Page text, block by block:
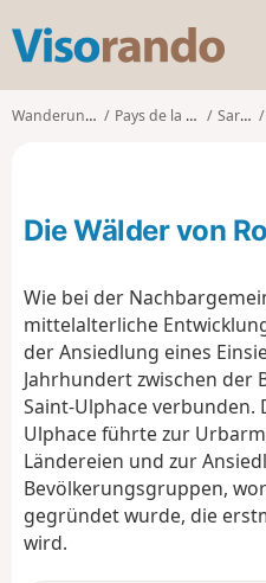
s
o
o
Wanderungen Pays de la Loire Sarthe
Die Wälder von
Wie bei der
mittelalterliche
der Ansiedlung eines
Jahrhundert zwischen der
Saint-Ulphace verbunden.
Ulphace führte zur
Ländereien und zur
Bevölkerungsgruppen,
gegründet wurde, die
wird.